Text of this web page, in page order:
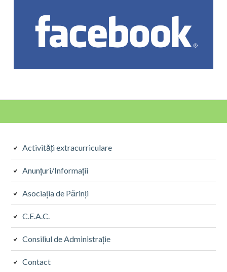
Activități extracurriculare
Anunțuri/Informații
Asociația de Părinți
C.E.A.C.
Consiliul de Administrație
Contact